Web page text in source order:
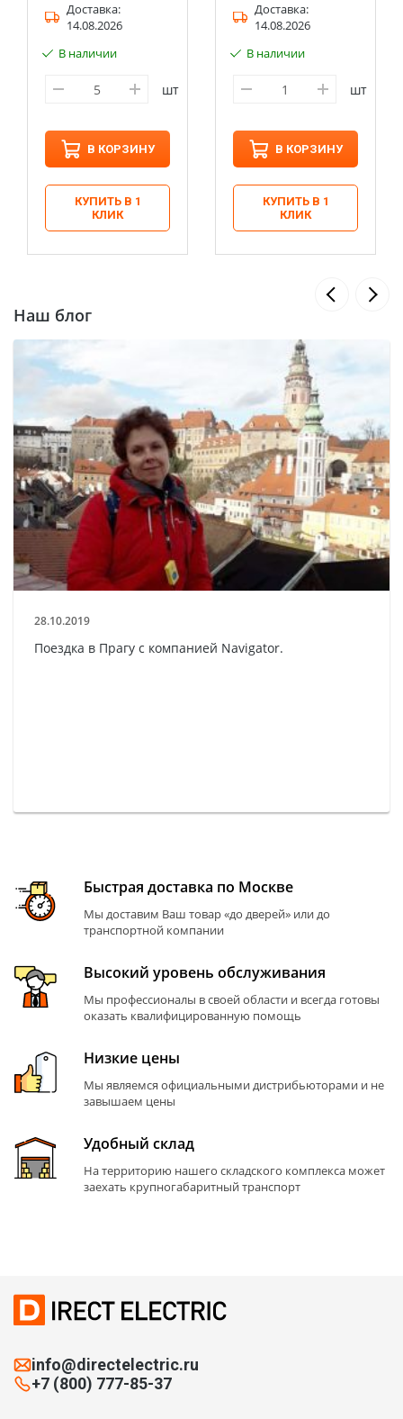
Доставка:
14.08.2026
В наличии
шт
В КОРЗИНУ
КУПИТЬ В 1
КЛИК
Доставка:
14.08.2026
В наличии
шт
В КОРЗИНУ
КУПИТЬ В 1
КЛИК
Наш блог
28.10.2019
Поездка в Прагу с компанией Navigator.
Быстрая доставка по Москве
Мы доставим Ваш товар «до дверей» или до
транспортной компании
Высокий уровень обслуживания
Мы профессионалы в своей области и всегда готовы
оказать квалифицированную помощь
Низкие цены
Мы являемся официальными дистрибьюторами и не
завышаем цены
Удобный склад
На территорию нашего складского комплекса может
заехать крупногабаритный транспорт
info@directelectric.ru
+7 (800) 777-85-37